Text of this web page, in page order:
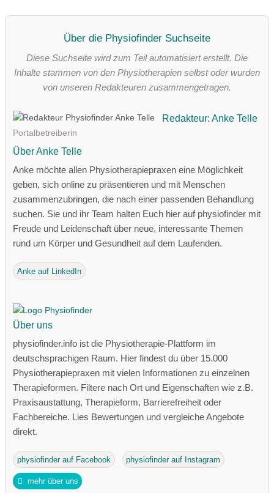
Über die Physiofinder Suchseite
Diese Suchseite wird zum Teil automatisiert erstellt. Die
Inhalte stammen von den Physiotherapien selbst oder wurden
von unseren Redakteuren zusammengetragen.
Redakteur: Anke Telle
Portalbetreiberin
Über Anke Telle
Anke möchte allen Physiotherapiepraxen eine Möglichkeit
geben, sich online zu präsentieren und mit Menschen
zusammenzubringen, die nach einer passenden Behandlung
suchen. Sie und ihr Team halten Euch hier auf physiofinder mit
Freude und Leidenschaft über neue, interessante Themen
rund um Körper und Gesundheit auf dem Laufenden.
Anke auf LinkedIn
Über uns
physiofinder.info ist die Physiotherapie-Plattform im
deutschsprachigen Raum. Hier findest du über 15.000
Physiotherapiepraxen mit vielen Informationen zu einzelnen
Therapieformen. Filtere nach Ort und Eigenschaften wie z.B.
Praxisaustattung, Therapieform, Barrierefreiheit oder
Fachbereiche. Lies Bewertungen und vergleiche Angebote
direkt.
physiofinder auf Facebook physiofinder auf Instagram
mehr über uns